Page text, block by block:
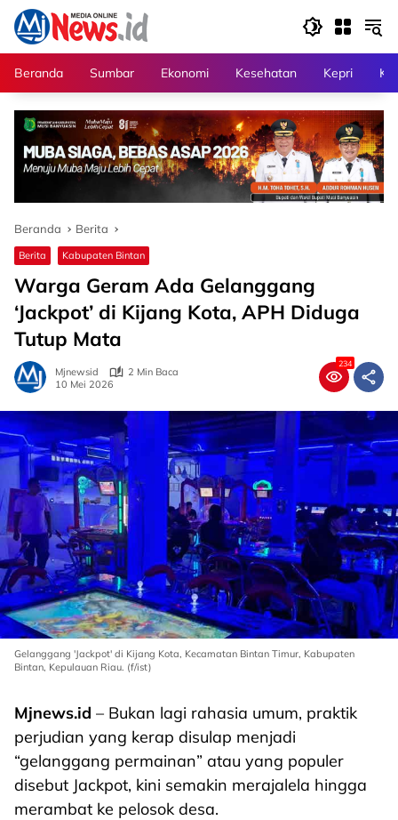
Langsung
konten
Beranda
Sumbar Ekonomi Kesehatan Kepri
Beranda Berita
Berita Kabupaten Bintan
Warga Geram Ada Gelanggang
‘Jackpot’ di Kijang Kota, APH Diduga
Tutup Mata
Mjnewsid
2 Min Baca
10 Mei 2026
234
Gelanggang 'Jackpot' di Kijang Kota, Kecamatan Bintan Timur, Kabupaten
Bintan, Kepulauan Riau. (f/ist)
Mjnews.id – Bukan lagi rahasia umum, praktik
perjudian yang kerap disulap menjadi
“gelanggang permainan” atau yang populer
disebut Jackpot, kini semakin merajalela hingga
merambat ke pelosok desa.